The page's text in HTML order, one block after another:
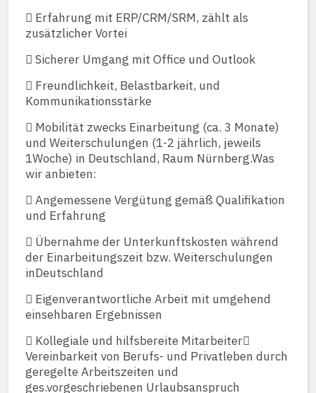
 Erfahrung mit ERP/CRM/SRM, zählt als
zusätzlicher Vortei
 Sicherer Umgang mit Office und Outlook
 Freundlichkeit, Belastbarkeit, und
Kommunikationsstärke
 Mobilität zwecks Einarbeitung (ca. 3 Monate)
und Weiterschulungen (1-2 jährlich, jeweils
1Woche) in Deutschland, Raum Nürnberg.Was
wir anbieten:
 Angemessene Vergütung gemäß Qualifikation
und Erfahrung
 Übernahme der Unterkunftskosten während
der Einarbeitungszeit bzw. Weiterschulungen
inDeutschland
 Eigenverantwortliche Arbeit mit umgehend
einsehbaren Ergebnissen
 Kollegiale und hilfsbereite Mitarbeiter
Vereinbarkeit von Berufs- und Privatleben durch
geregelte Arbeitszeiten und
ges.vorgeschriebenen Urlaubsanspruch